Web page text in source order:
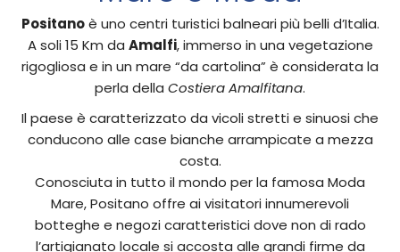
Positanoè uno centri turistici balneari più belli d’Italia.
A soli 15 Km da Amalfi, immerso in una vegetazione
rigogliosa e in un mare “da cartolina” è considerata la
perla della Costiera Amalfitana.
Il paese è caratterizzato da vicoli stretti e sinuosi che
conducono alle case bianche arrampicate a mezza
costa.
Conosciuta in tutto il mondo per la famosa Moda
Mare, Positano offre ai visitatori innumerevoli
botteghe e negozi caratteristici dove non di rado
l’artigianato locale si accosta alle grandi firme da